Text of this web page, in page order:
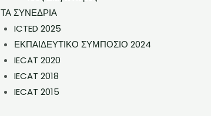
ΤΑ ΣΥΝΕΔΡΙΑ
ICTED 2025
ΕΚΠΑΙΔΕΥΤΙΚΟ ΣΥΜΠΟΣΙΟ 2024
IECAT 2020
IECAT 2018
IECAT 2015